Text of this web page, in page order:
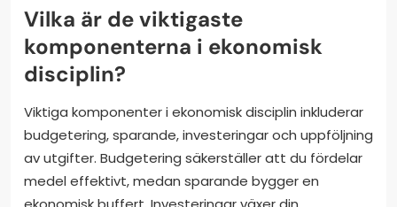
Vilka är de viktigaste
komponenterna i ekonomisk
disciplin?
Viktiga komponenter i ekonomisk disciplin inkluderar
budgetering, sparande, investeringar och uppföljning
av utgifter. Budgetering säkerställer att du fördelar
medel effektivt, medan sparande bygger en